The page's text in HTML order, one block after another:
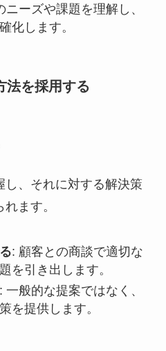
ニーズや課題を理解し、
化します。
法を採用する
し、それに対する解決策
ます。
: 顧客との商談で適切な
を引き出します。
一般的な提案ではなく、
を提供します。